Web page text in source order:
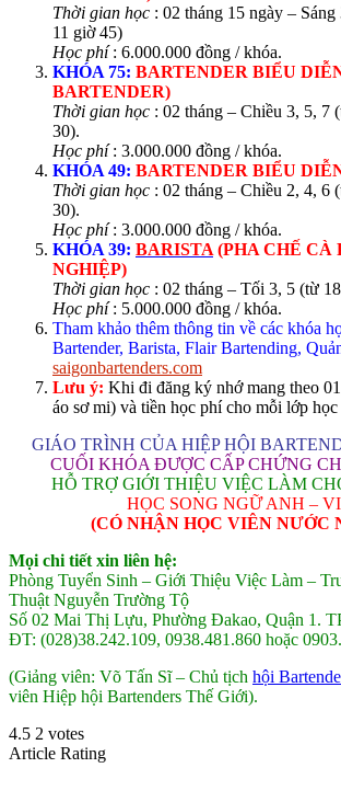
Thời gian học : 02 tháng 15 ngày –
11 giờ 45)
Học phí: 6.000.000 đồng / khóa.
KHÓA 75: BARTENDER BIỂU
BARTENDER)
Thời gian học : 02 tháng – Chiều 3, 5, 7
30).
Học phí: 3.000.000 đồng / khóa.
KHÓA 49: BARTENDER BIỂU
Thời gian học : 02 tháng – Chiều 2, 4, 6
30).
Học phí: 3.000.000 đồng / khóa.
KHÓA 39: BARISTA (PHA CHẾ CÀ
NGHIỆP)
Thời gian học : 02 tháng – Tối 3, 5 (từ
Học phí: 5.000.000 đồng / khóa.
Tham khảo thêm thông tin về các khóa
Bartender, Barista, Flair Bartending,
saigonbartenders.com
Lưu ý: Khi đi đăng ký nhớ mang theo
áo sơ mi) và tiền học phí cho mỗi lớp
GIÁO TRÌNH CỦA HIỆP HỘI
CUỐI KHÓA ĐƯỢC CẤP CHỨNG
HỖ TRỢ GIỚI THIỆU VIỆC LÀM
HỌC SONG NGỮ ANH –
(CÓ NHẬN HỌC VIÊN NƯỚC
Mọi chi tiết xin liên hệ:
Phòng Tuyển Sinh – Giới Thiệu Việc Làm –
Thuật Nguyễn Trường Tộ
Số 02 Mai Thị Lựu, Phường Đakao, Quận 1.
ĐT: (028)38.242.109, 0938.481.860 hoặc
(Giảng viên: Võ Tấn Sĩ – Chủ tịch hội
viên Hiệp hội Bartenders Thế Giới).
4.5 2 votes
Article Rating